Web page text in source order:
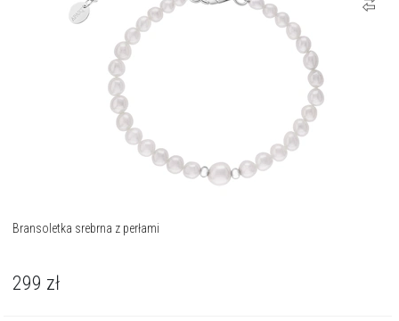
Bransoletka srebrna z perłami
299 zł